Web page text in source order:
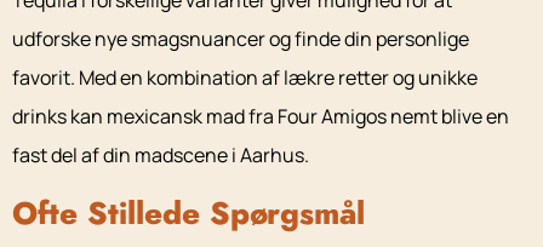
udforske nye smagsnuancer og finde din personlige
favorit. Med en kombination af lækre retter og unikke
drinks kan mexicansk mad fra Four Amigos nemt blive en
fast del af din madscene i Aarhus.
Ofte Stillede Spørgsmål